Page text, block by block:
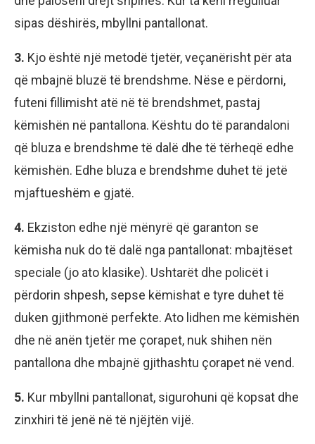
sipas dëshirës, mbyllni pantallonat.
3. Kjo është një metodë tjetër, veçanërisht për ata
që mbajnë bluzë të brendshme. Nëse e përdorni,
futeni fillimisht atë në të brendshmet, pastaj
këmishën në pantallona. Kështu do të parandaloni
që bluza e brendshme të dalë dhe të tërheqë edhe
këmishën. Edhe bluza e brendshme duhet të jetë
mjaftueshëm e gjatë.
4. Ekziston edhe një mënyrë që garanton se
këmisha nuk do të dalë nga pantallonat: mbajtëset
speciale (jo ato klasike). Ushtarët dhe policët i
përdorin shpesh, sepse këmishat e tyre duhet të
duken gjithmonë perfekte. Ato lidhen me këmishën
dhe në anën tjetër me çorapet, nuk shihen nën
pantallona dhe mbajnë gjithashtu çorapet në vend.
5. Kur mbyllni pantallonat, sigurohuni që kopsat dhe
zinxhiri të jenë në të njëjtën vijë.